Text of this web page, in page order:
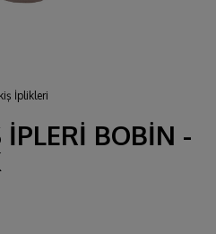
İplikleri
İPLERİ BOBİN -